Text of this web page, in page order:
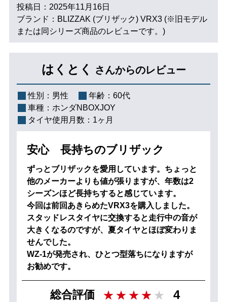
投稿日：2025年11月16日
ブランド：BLIZZAK (ブリザック) VRX3 (※旧モデル
または同シリーズ商品のレビューです。)
はくとく さんからのレビュー
性別： 男性 年齢： 60代
車種： ホンダNBOXJOY
タイヤ使用月数： 1ヶ月
安心 長持ちのブリザック
ずっとブリザックを愛用しています。ちょっと
他のメーカーよりも値が張りますが、年数は2
シーズンほど長持ちすると感じています。
今回は前回あきらめたVRX3を購入しました。
スタッドレスタイヤに交換すると走行中の音が
大きくなるのですが、夏タイヤとほぼ変わりま
せんでした。
WZ-1が発売され、ひとつ型落ちになりますが
お勧めです。
総合評価 4